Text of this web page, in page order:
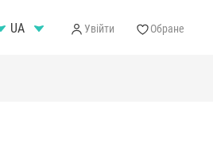
Увійти Обране